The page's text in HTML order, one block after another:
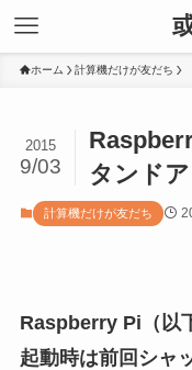
ホーム 計算機だけが友だち
タンド
2015
9/03
計算機だけが友だち
Raspberry Pi（以
起動時は前回シャ